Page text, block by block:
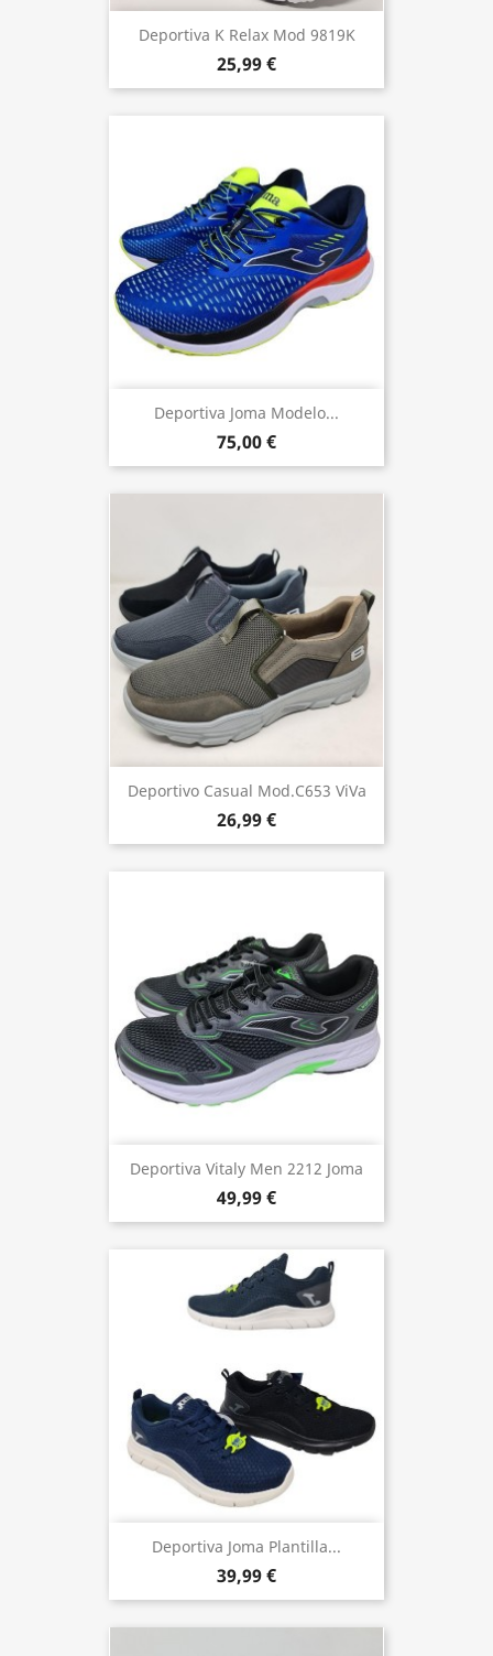
Deportiva K Relax Mod 9819K
25,99 €
Deportiva Joma Modelo...
75,00 €
Deportivo Casual Mod.C653 ViVa
26,99 €
Deportiva Vitaly Men 2212 Joma
49,99 €
Deportiva Joma Plantilla...
39,99 €